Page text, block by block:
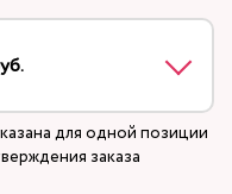
для одной позиции
заказа